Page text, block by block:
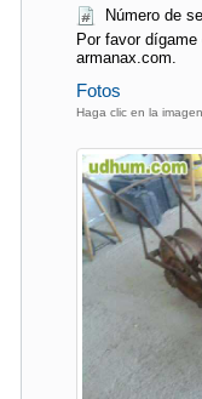
Número de
Por favor
armanax.com.
Fotos
Haga clic en la